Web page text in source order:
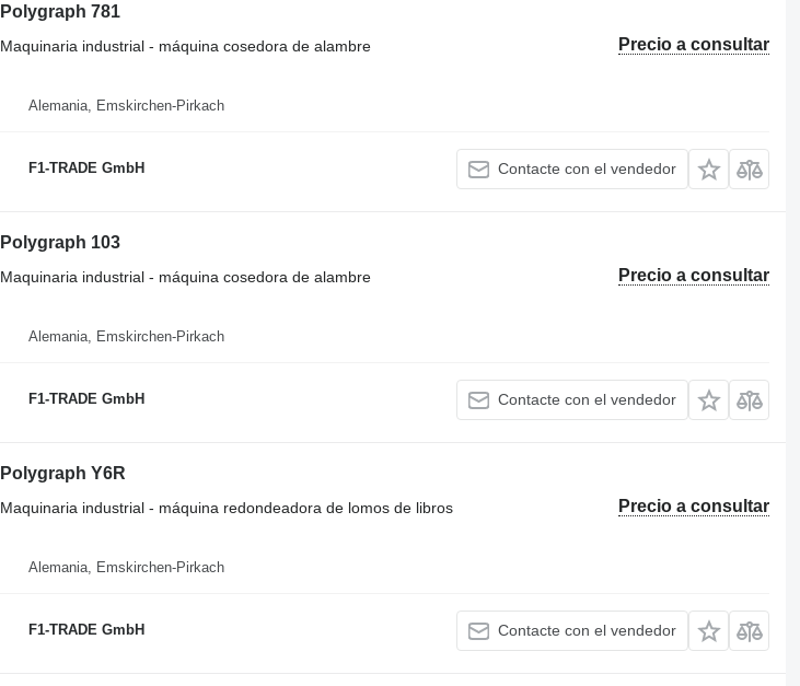
Polygraph 781
Precio a consultar
Maquinaria industrial - máquina cosedora de alambre
Alemania, Emskirchen-Pirkach
F1-TRADE GmbH Contacte con el vendedor
Polygraph 103
Precio a consultar
Maquinaria industrial - máquina cosedora de alambre
Alemania, Emskirchen-Pirkach
F1-TRADE GmbH Contacte con el vendedor
Polygraph Y6R
Precio a consultar
Maquinaria industrial - máquina redondeadora de lomos de libros
Alemania, Emskirchen-Pirkach
F1-TRADE GmbH Contacte con el vendedor